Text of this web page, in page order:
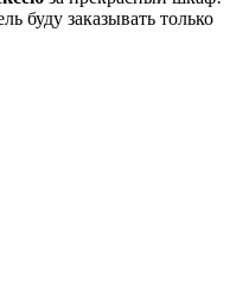
буду заказывать только